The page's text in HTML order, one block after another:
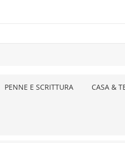
PENNE E SCRITTURA CASA &